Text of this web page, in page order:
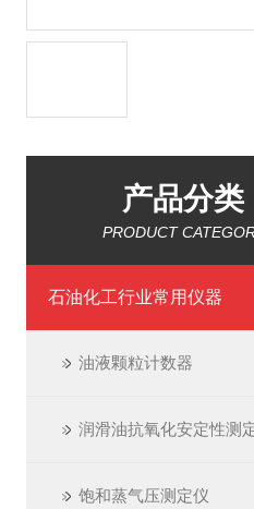
产品分类
PRODUCT
石油化工行业常用仪器
油液颗粒计数器
润滑油抗氧化安定性测
饱和蒸气压测定仪